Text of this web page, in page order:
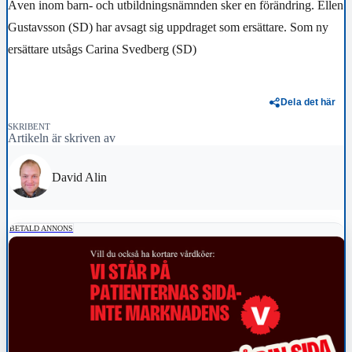
Även inom barn- och utbildningsnämnden sker en förändring. Ellen
Gustavsson (SD) har avsagt sig uppdraget som ersättare. Som ny
ersättare utsågs Carina Svedberg (SD)
Dela det här
SKRIBENT
Artikeln är skriven av
David Alin
BETALD ANNONS